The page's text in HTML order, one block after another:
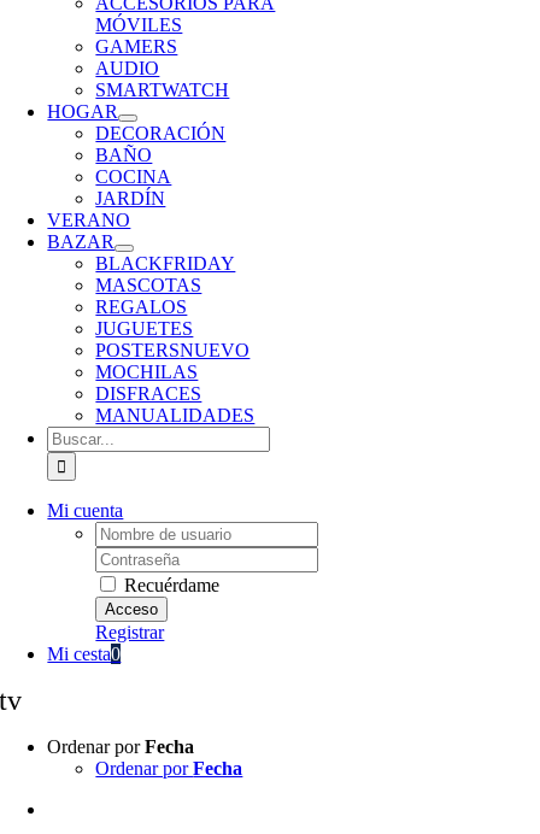
MÓVILES
GAMERS
AUDIO
SMARTWATCH
HOGAR
DECORACIÓN
BAÑO
COCINA
JARDÍN
VERANO
BAZAR
BLACKFRIDAY
MASCOTAS
REGALOS
JUGUETES
POSTERSNUEVO
MOCHILAS
DISFRACES
MANUALIDADES
Buscar:
Mi cuenta
Username:
Password:
Recuérdame
Registrar
Mi cesta0
tv
Ordenar porFecha
Ordenar porFecha